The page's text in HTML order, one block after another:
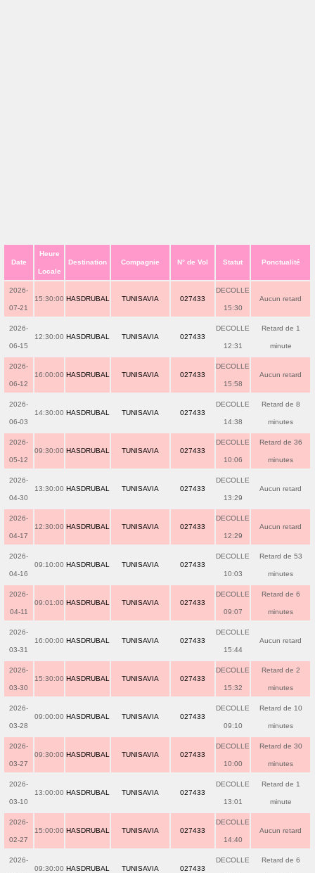
Date
Heure
Locale
Destination Compagnie N° de Vol Statut Ponctualité
2026-
07-21
15:30:00 HASDRUBAL TUNISAVIA 027433
DECOLLE
15:30
Aucun retard
2026-
06-15
12:30:00 HASDRUBAL TUNISAVIA 027433
DECOLLE
12:31
Retard de 1
minute
2026-
06-12
16:00:00 HASDRUBAL TUNISAVIA 027433
DECOLLE
15:58
Aucun retard
2026-
06-03
14:30:00 HASDRUBAL TUNISAVIA 027433
DECOLLE
14:38
Retard de 8
minutes
2026-
05-12
09:30:00 HASDRUBAL TUNISAVIA 027433
DECOLLE
10:06
Retard de 36
minutes
2026-
04-30
13:30:00 HASDRUBAL TUNISAVIA 027433
DECOLLE
13:29
Aucun retard
2026-
04-17
12:30:00 HASDRUBAL TUNISAVIA 027433
DECOLLE
12:29
Aucun retard
2026-
04-16
09:10:00 HASDRUBAL TUNISAVIA 027433
DECOLLE
10:03
Retard de 53
minutes
2026-
04-11
09:01:00 HASDRUBAL TUNISAVIA 027433
DECOLLE
09:07
Retard de 6
minutes
2026-
03-31
16:00:00 HASDRUBAL TUNISAVIA 027433
DECOLLE
15:44
Aucun retard
2026-
03-30
15:30:00 HASDRUBAL TUNISAVIA 027433
DECOLLE
15:32
Retard de 2
minutes
2026-
03-28
09:00:00 HASDRUBAL TUNISAVIA 027433
DECOLLE
09:10
Retard de 10
minutes
2026-
03-27
09:30:00 HASDRUBAL TUNISAVIA 027433
DECOLLE
10:00
Retard de 30
minutes
2026-
03-10
13:00:00 HASDRUBAL TUNISAVIA 027433
DECOLLE
13:01
Retard de 1
minute
2026-
02-27
15:00:00 HASDRUBAL TUNISAVIA 027433
DECOLLE
14:40
Aucun retard
2026-
09:30:00 HASDRUBAL TUNISAVIA 027433
DECOLLE Retard de 6